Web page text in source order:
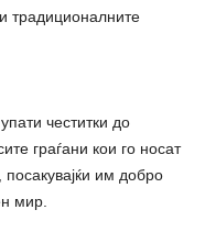
традиционалните
честитки до
граѓани кои го носат
им добро
мир.